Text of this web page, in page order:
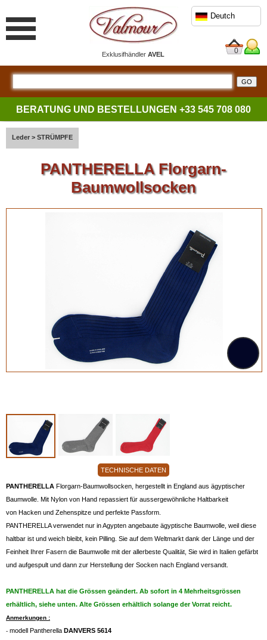
ExklusifhändlerAVEL
Deutch
0
BERATUNG UND BESTELLUNGEN +33 545 708 080
Leder > STRÜMPFE
PANTHERELLA Florgarn-
Baumwollsocken
TECHNISCHE DATEN
PANTHERELLA Florgarn-Baumwollsocken, hergestellt in England aus ägyptischer
Baumwolle. Mit Nylon von Hand repassiert für aussergewöhnliche Haltbarkeit
von Hacken und Zehenspitze und perfekte Passform.
PANTHERELLA verwendet nur in Agypten angebaute ägyptische Baumwolle, weil diese
haltbar ist und weich bleibt, kein Pilling. Sie auf dem Weltmarkt dank der Länge und der
Feinheit Ihrer Fasern die Baumwolle mit der allerbeste Qualität, Sie wird in Italien gefärbt
und aufgespult und dann zur Herstellung der Socken nach England versandt.
PANTHERELLA hat die Grössen geändert. Ab sofort in 4 Mehrheitsgrössen
erhältlich, siehe unten. Alte Grössen erhältlich solange der Vorrat reicht.
Anmerkungen :
- modell Pantherella DANVERS 5614